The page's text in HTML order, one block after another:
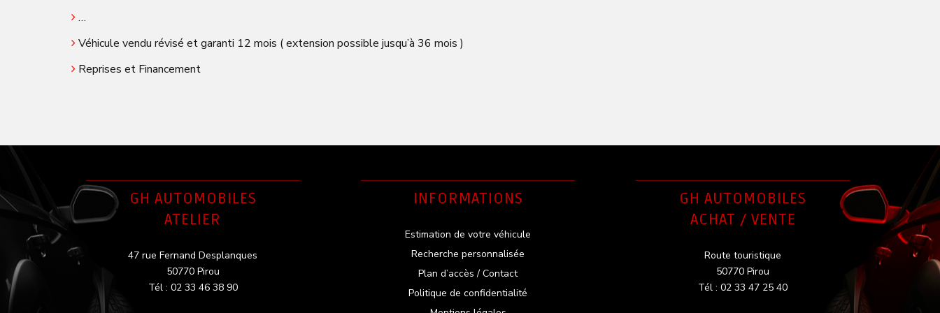
…
Véhicule vendu révisé et garanti 12 mois ( extension possible jusqu’à 36 mois )
Reprises et Financement
GH AUTOMOBILES
ATELIER
47 rue Fernand Desplanques
50770 Pirou
Tél : 02 33 46 38 90
INFORMATIONS
Estimation de votre véhicule
Recherche personnalisée
Plan d’accès / Contact
Politique de confidentialité
GH AUTOMOBILES
ACHAT / VENTE
Route touristique
50770 Pirou
Tél : 02 33 47 25 40